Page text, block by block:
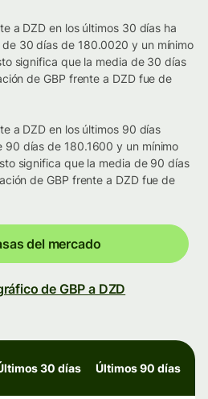
a DZD en los últimos 30 días ha
30 días de 180.0020 y un mínimo
significa que la media de 30 días
de GBP frente a DZD fue de
a DZD en los últimos 90 días
90 días de 180.1600 y un mínimo
significa que la media de 90 días
de GBP frente a DZD fue de
del mercado
de GBP a DZD
30 días Últimos 90 días